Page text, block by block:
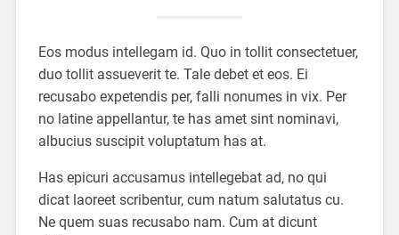
Eos modus intellegam id. Quo in tollit consectetuer,
duo tollit assueverit te. Tale debet et eos. Ei
recusabo expetendis per, falli nonumes in vix. Per
no latine appellantur, te has amet sint nominavi,
albucius suscipit voluptatum has at.
Has epicuri accusamus intellegebat ad, no qui
dicat laoreet scribentur, cum natum salutatus cu.
Ne quem suas recusabo nam. Cum at dicunt